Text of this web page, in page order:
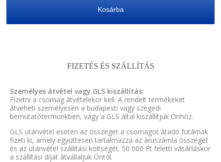
Kosárba
FIZETÉS ÉS SZÁLLÍTÁS
Személyes átvétel vagy GLS kiszállítás:
Fizetni a csomag átvételekor kell. A rendelt termékeket
átveheti személyesen a budapesti vagy szegedi
bemutatótermünkben, vagy a GLS által kiszállítjuk Önhöz.
GLS utánvétel esetén az összeget a csomagot átadó futárnak
fizeti ki, amely együttesen tartalmazza az áruszámla összegét
és az utánvétel szállítási költségét. 50 000 Ft feletti vásárláskor
a szállítási díjat átvállaljuk Öntől.